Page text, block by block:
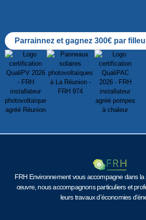
Parrainnez et gagnez 300€ par
FRH Environnement vous accompagne dans
œuvre, nous accompagnons particuliers et
leurs travaux d’économies